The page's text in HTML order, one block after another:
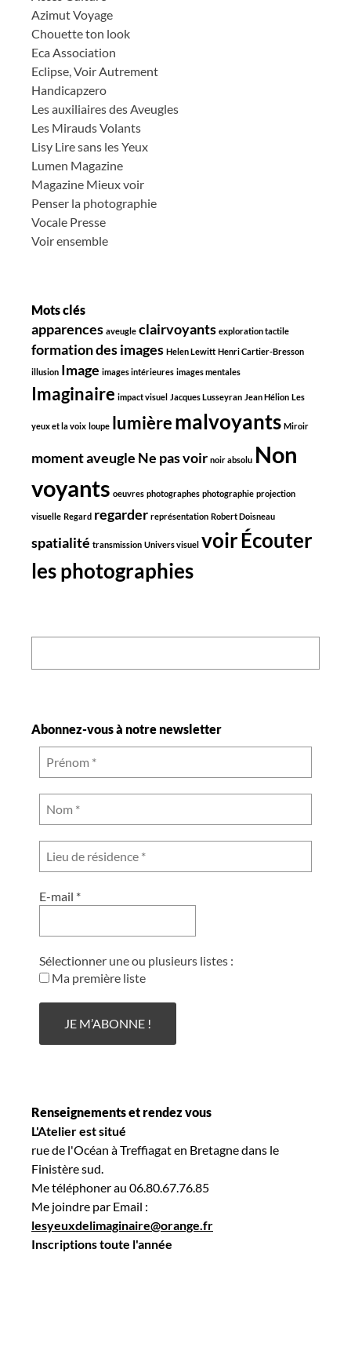
Azimut Voyage
Chouette ton look
Eca Association
Eclipse, Voir Autrement
Handicapzero
Les auxiliaires des Aveugles
Les Mirauds Volants
Lisy Lire sans les Yeux
Lumen Magazine
Magazine Mieux voir
Penser la photographie
Vocale Presse
Voir ensemble
Mots clés
apparences aveugle clairvoyants exploration tactile
formation des images Helen Lewitt Henri Cartier-Bresson
illusion Image images intérieures images mentales
Imaginaire impact visuel Jacques Lusseyran Jean Hélion Les
yeux et la voix loupe lumièremalvoyants Miroir
moment aveugle Ne pas voir noir absolu Non
voyants oeuvres photographes photographie projection
visuelle Regard regarder représentation Robert Doisneau
spatialité transmission Univers visuel voirÉcouter
les photographies
Abonnez-vous à notre newsletter
E-mail *
Sélectionner une ou plusieurs listes :
Ma première liste
Renseignements et rendez vous
L'Atelier est situé
rue de l'Océan à Treffiagat en Bretagne dans le
Finistère sud.
Me téléphoner au 06.80.67.76.85
Me joindre par Email :
lesyeuxdelimaginaire@orange.fr
Inscriptions toute l'année